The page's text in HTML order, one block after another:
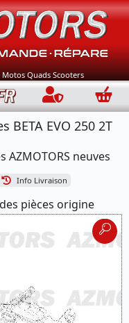
Quads Scooters
Connection
BETA EVO 250 2T
AZMOTORS neuves
Info Livraison
pièces origine